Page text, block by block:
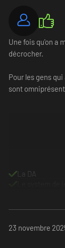
la toile de
Une fois qu'on a
décrocher.
Pour les gens
sont
La DA
23 novembre